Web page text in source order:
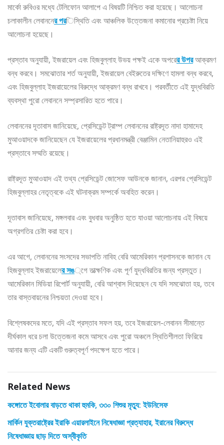
মার্কো রুবিওর মধ্যে টেলিফোন আলাপে এ বিষয়টি নিশ্চিত করা হয়েছে। আলোচনা
চলাকালীন লেবাননের পরিস্থিতি এবং আঞ্চলিক উত্তেজনা কমানোর প্রচেষ্টা নিয়ে
আলোচনা হয়েছে।
প্রস্তাব অনুযায়ী, ইজরায়েল এবং হিজবুল্লাহ উভয় পক্ষই একে অপরের উপরআক্রমণ
বন্ধ করবে। সমঝোতার শর্ত অনুযায়ী, ইজরায়েল বেইরুতের দক্ষিণে হামলা বন্ধ করবে,
এবং হিজবুল্লাহ ইজরায়েলের বিরুদ্ধে আক্রমণ বন্ধ রাখবে। পরবর্তীতে এই যুদ্ধবিরতি
ব্যবস্থা পুরো লেবাননে সম্প্রসারিত হতে পারে।
লেবাননের দূতাবাস জানিয়েছে, প্রেসিডেন্ট ট্রাম্প লেবাননের রাষ্ট্রদূত নাদা হামাদেহ
মুআওয়াদকে জানিয়েছেন যে ইজরায়েলের প্রধানমন্ত্রী বেঞ্জামিন নেতানিয়াহুরও এই
প্রস্তাবে সম্মতি রয়েছে।
রাষ্ট্রদূত মুআওয়াদ এই তথ্য প্রেসিডেন্ট জোসেফ আউনকে জানান, এরপর প্রেসিডেন্ট
হিজবুল্লাহর নেতৃত্বকে এই ঘটনাক্রম সম্পর্কে অবহিত করেন।
দূতাবাস জানিয়েছে, মঙ্গলবার এবং বুধবার অনুষ্ঠিত হতে যাওয়া আলোচনায় এই বিষয়ে
অগ্রগতির চেষ্টা করা হবে।
এর আগে, লেবাননের সংসদের সভাপতি নাবিহ বেরি আমেরিকান প্রশাসনকে জানান যে
হিজবুল্লাহ ইজরায়েলের সঙ্গে তাত্ক্ষণিক এবং পূর্ণ যুদ্ধবিরতির জন্য প্রস্তুত।
আমেরিকান মিডিয়া রিপোর্ট অনুযায়ী, বেরি আশ্বাস দিয়েছেন যে যদি সমঝোতা হয়, তবে
তার বাস্তবায়নের নিশ্চয়তা দেওয়া হবে।
বিশ্লেষকদের মতে, যদি এই প্রস্তাব সফল হয়, তবে ইজরায়েল-লেবানন সীমান্তে
দীর্ঘকাল ধরে চলা উত্তেজনা কমে আসবে এবং পুরো অঞ্চলে স্থিতিশীলতা ফিরিয়ে
আনার জন্য এটি একটি গুরুত্বপূর্ণ পদক্ষেপ হতে পারে।
Related News
কঙ্গোতে ইবোলার বাড়তে থাকা হুমকি, ৩৩০ শিশুর মৃত্যু: ইউনিসেফ
মার্কিন যুক্তরাষ্ট্রের ইরাকি এয়ারলাইনে নিষেধাজ্ঞা প্রত্যাহার, ইরানের বিরুদ্ধে
নিষেধাজ্ঞায় ছাড় দিতে অস্বীকৃতি